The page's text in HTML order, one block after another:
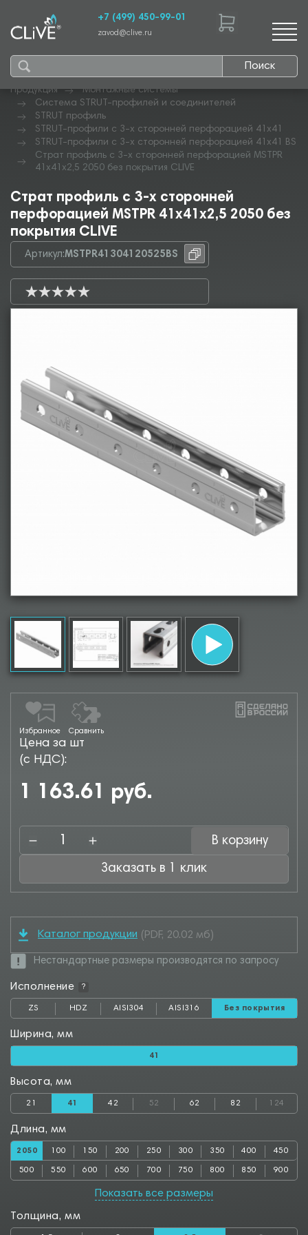
Поиск
+7 (499) 450-99-01
zavod@clive.ru
Продукция
Монтажные системы
Система STRUT-профилей и соединителей
STRUT профиль
STRUT-профили с 3-х сторонней перфорацией 41х41
STRUT-профили с 3-х сторонней перфорацией 41х41 BS
Страт профиль с 3-х сторонней перфорацией MSTPR
41х41х2,5 2050 без покрытия CLIVE
Страт профиль с 3-х сторонней
перфорацией MSTPR 41х41х2,5 2050 без
покрытия CLIVE
Артикул:MSTPR41304120525BS
Избранное Сравнить
Цена за шт
(с НДС):
1 163.61 руб.
В корзину
Заказать в 1 клик
Каталог продукции (PDF, 20.02 мб)
Нестандартные размеры производятся по запросу
Исполнение ?
ZS HDZ AISI304 AISI316 Без покрытия
Ширина, мм
41
Высота, мм
21 41 42 52 62 82 124
Длина, мм
2050 100 150 200 250 300 350 400 450
500 550 600 650 700 750 800 850 900
1050 1100 1150 1200 1250
1850 1900 1950 2000 2100 2150 2200 2250 2300
Показать все размеры
Толщина, мм